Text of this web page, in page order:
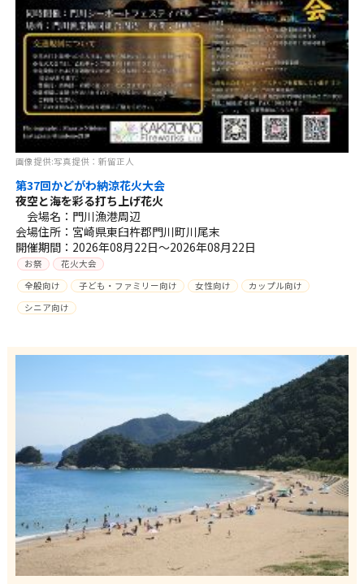
画像提供:写真提供：新留正人
第37回かどがわ納涼花火大会
夜空と海を彩る打ち上げ花火
会場名：門川漁港周辺
会場住所：宮崎県東臼杵郡門川町川尾末
開催期間：2026年08月22日～2026年08月22日
お祭
花火大会
全般向け
子ども・ファミリー向け 女性向け
カップル向け
シニア向け